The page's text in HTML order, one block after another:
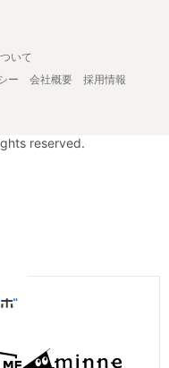
いて
ー 会社概要
採用情報
reserved.